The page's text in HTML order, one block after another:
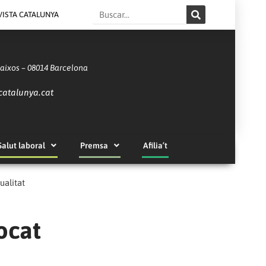
CATALUNYA Search
– 08014 Barcelona
laboral Premsa Afilia’t